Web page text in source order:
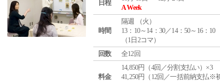
日程
A Week
時間
隔週 （火 ）
13：10～14：30／14：50～16：10
（1日2コマ）
回数
全12回
料金
14,850円（4回／分割支払い）×3
41,250円（12回／一括前納支払※